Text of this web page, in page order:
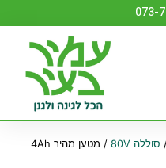
073-
סוללה 80V
/ מטען מהיר 4Ah